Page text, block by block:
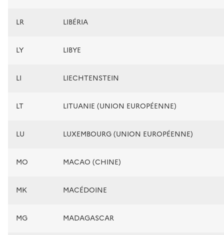
LR LIBÉRIA
LY LIBYE
LI LIECHTENSTEIN
LT LITUANIE (UNION EUROPÉENNE)
LU LUXEMBOURG (UNION EUROPÉENNE)
MO MACAO (CHINE)
MK MACÉDOINE
MG MADAGASCAR